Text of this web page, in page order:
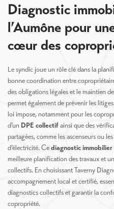
Diagnostic
l’Aumône pour
cœur des
Le syndic joue un rôle clé dans la
bonne coordination entre
des obligations légales et le maintien
permet également de prévenir les
loi impose, notamment pour les
d’un DPE collectifainsi que des
partagées, comme les ascenseurs ou
d’électricité. Cediagnostic immobilier
meilleure planification des travaux et
collectifs. En choisissant Taverny
accompagnement local et certifié,
diagnostics collectifs et garantir la
copropriété.